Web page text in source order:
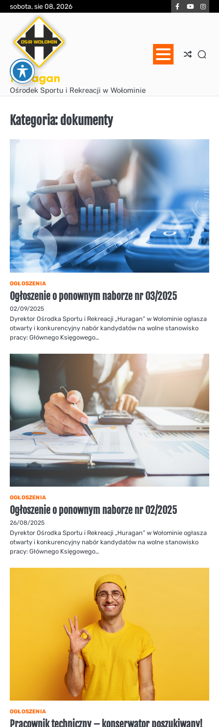
Skip
content
sobota, sie 08, 2026 Facebook
YouTube
Huragan
Ośrodek Sportu i Rekreacji w Wołominie
Kategoria:dokumenty
OGŁOSZENIA
Ogłoszenie o ponownym naborze nr 03/2025
02/09/2025
Dyrektor Ośrodka Sportu i Rekreacji „Huragan” w Wołominie ogłasza
otwarty i konkurencyjny nabór kandydatów na wolne stanowisko
pracy: Głównego Księgowego…
OGŁOSZENIA
Ogłoszenie o ponownym naborze nr 02/2025
26/08/2025
Dyrektor Ośrodka Sportu i Rekreacji „Huragan” w Wołominie ogłasza
otwarty i konkurencyjny nabór kandydatów na wolne stanowisko
pracy: Głównego Księgowego…
OGŁOSZENIA
Pracownik techniczny – konserwator poszukiwany!